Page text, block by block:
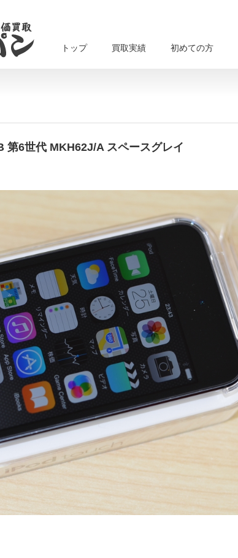
トップ 買取実績 初めての方
6世代 MKH62J/A スペースグレイ